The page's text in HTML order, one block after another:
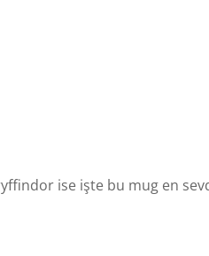
ise işte bu mug en